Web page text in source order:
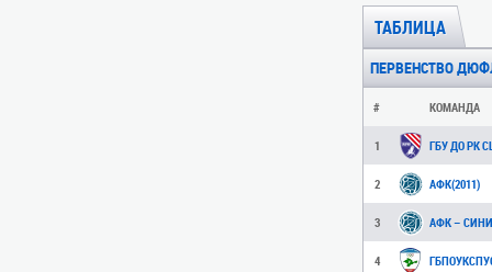
ТАБЛИЦА
ПЕРВЕНСТВО
# КОМАНДА
1
2 АФК(2011)
3 АФК –
4